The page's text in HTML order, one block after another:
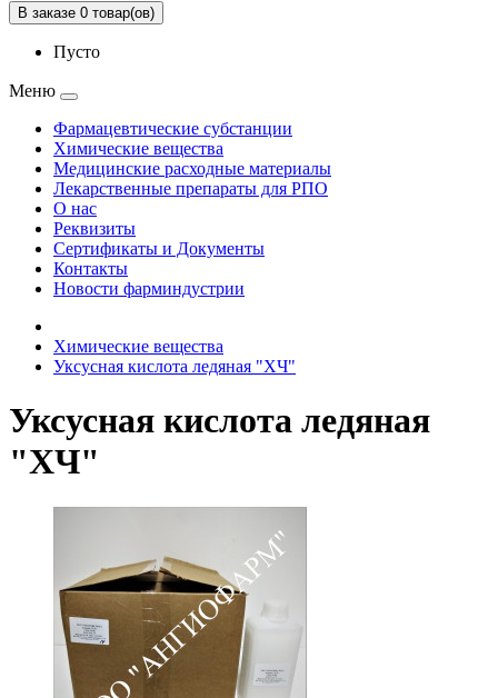
В заказе 0 товар(ов)
Пусто
Меню
Фармацевтические субстанции
Химические вещества
Медицинские расходные материалы
Лекарственные препараты для РПО
О нас
Реквизиты
Сертификаты и Документы
Контакты
Новости фарминдустрии
Химические вещества
Уксусная кислота ледяная "ХЧ"
Уксусная кислота ледяная
"ХЧ"